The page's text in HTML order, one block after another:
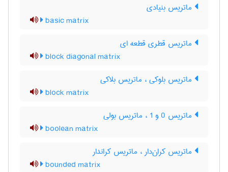
ماتریس بنیادی
basic matrix
ماتریس قطری قطعه ای
block diagonal matrix
ماتریس بلوکی ، ماتریس بلاکی
block matrix
ماتریس 0 و 1 ، ماتریس بولی
boolean matrix
ماتریس کران‌دار ، ماتریس کراندار
bounded matrix